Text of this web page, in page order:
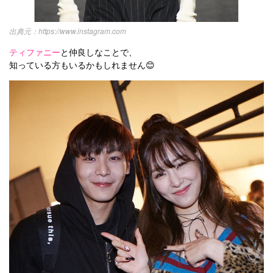
https://www.instagram.com
ティファニーと仲良しなことで、
知っている方もいるかもしれません😊